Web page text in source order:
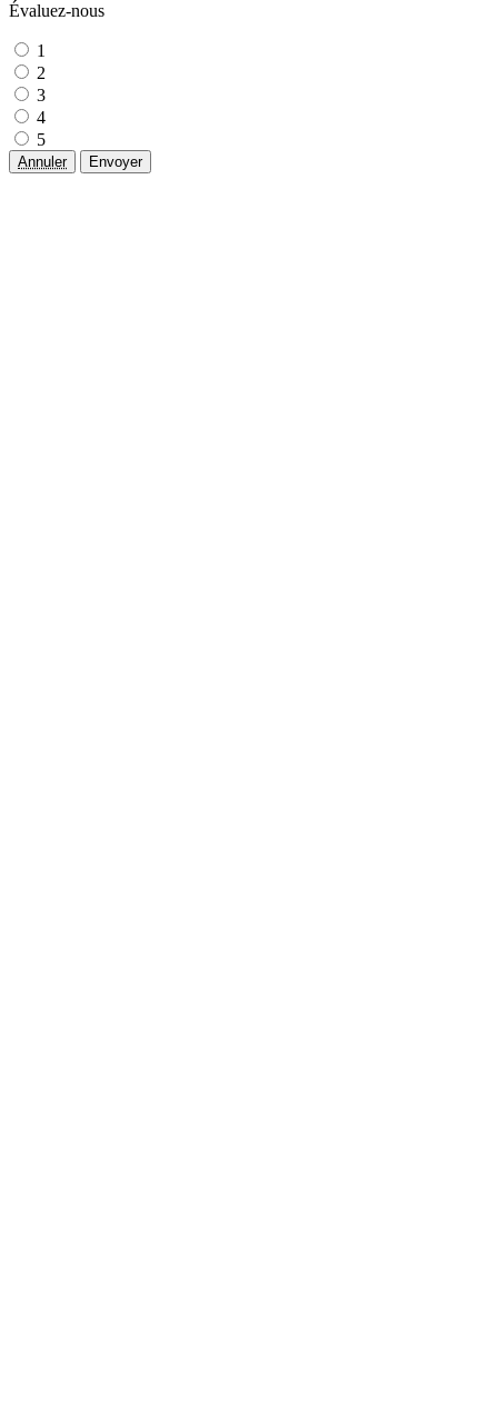
Évaluez-nous
1
2
3
4
5
Annuler Envoyer